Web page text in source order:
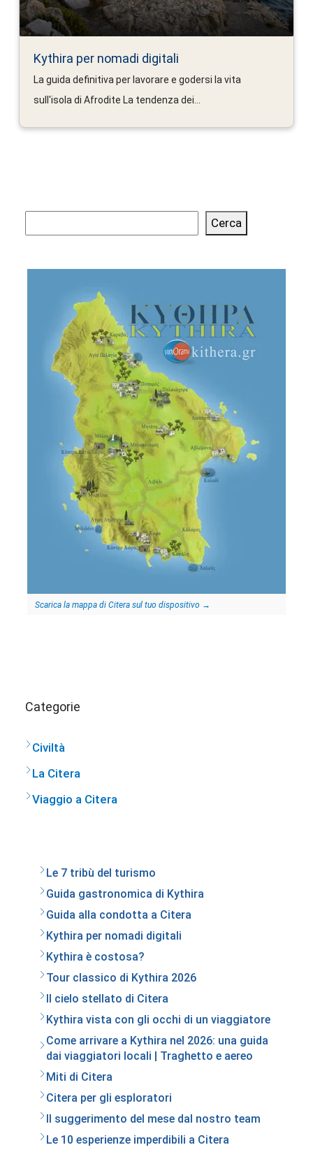
Kythira per nomadi digitali
La guida definitiva per lavorare e godersi la vita
sull'isola di Afrodite La tendenza dei...
Cerca
Scarica la mappa di Citera sul tuo dispositivo →
Categorie
Civiltà
La Citera
Viaggio a Citera
Le 7 tribù del turismo
Guida gastronomica di Kythira
Guida alla condotta a Citera
Kythira per nomadi digitali
Kythira è costosa?
Tour classico di Kythira 2026
Il cielo stellato di Citera
Kythira vista con gli occhi di un viaggiatore
Come arrivare a Kythira nel 2026: una guida
dai viaggiatori locali | Traghetto e aereo
Miti di Citera
Citera per gli esploratori
Il suggerimento del mese dal nostro team
Le 10 esperienze imperdibili a Citera